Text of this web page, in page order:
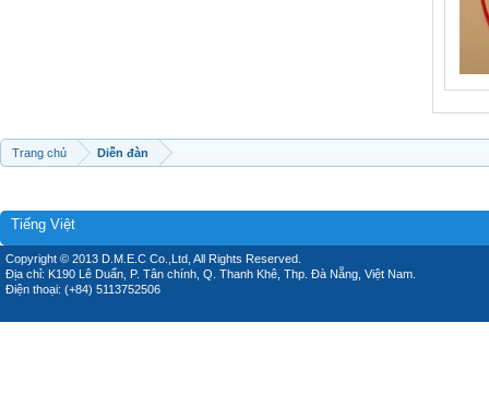
Trang chủ Diễn đàn
Tiếng Việt
Copyright © 2013 D.M.E.C Co.,Ltd, All Rights Reserved.
Địa chỉ: K190 Lê Duẩn, P. Tân chính, Q. Thanh Khê, Thp. Đà Nẵng, Việt Nam.
Điện thoại: (+84) 5113752506